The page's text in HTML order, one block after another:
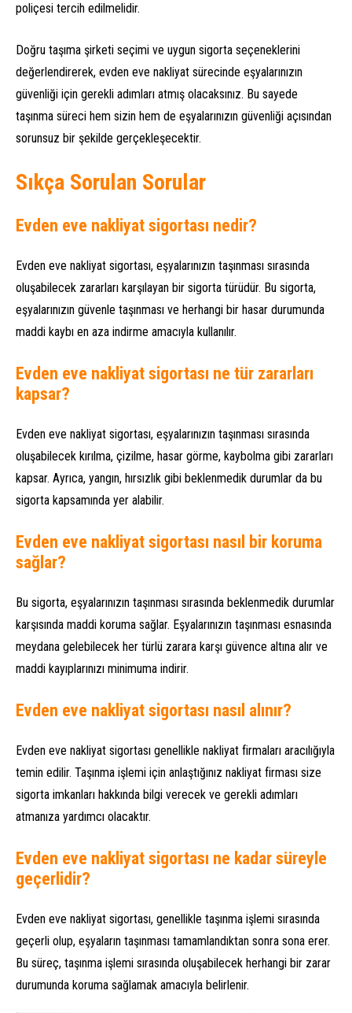
poliçesi tercih edilmelidir.
Doğru taşıma şirketi seçimi ve uygun sigorta seçeneklerini
değerlendirerek, evden eve nakliyat sürecinde eşyalarınızın
güvenliği için gerekli adımları atmış olacaksınız. Bu sayede
taşınma süreci hem sizin hem de eşyalarınızın güvenliği açısından
sorunsuz bir şekilde gerçekleşecektir.
Sıkça Sorulan Sorular
Evden eve nakliyat sigortası nedir?
Evden eve nakliyat sigortası, eşyalarınızın taşınması sırasında
oluşabilecek zararları karşılayan bir sigorta türüdür. Bu sigorta,
eşyalarınızın güvenle taşınması ve herhangi bir hasar durumunda
maddi kaybı en aza indirme amacıyla kullanılır.
Evden eve nakliyat sigortası ne tür zararları
kapsar?
Evden eve nakliyat sigortası, eşyalarınızın taşınması sırasında
oluşabilecek kırılma, çizilme, hasar görme, kaybolma gibi zararları
kapsar. Ayrıca, yangın, hırsızlık gibi beklenmedik durumlar da bu
sigorta kapsamında yer alabilir.
Evden eve nakliyat sigortası nasıl bir koruma
sağlar?
Bu sigorta, eşyalarınızın taşınması sırasında beklenmedik durumlar
karşısında maddi koruma sağlar. Eşyalarınızın taşınması esnasında
meydana gelebilecek her türlü zarara karşı güvence altına alır ve
maddi kayıplarınızı minimuma indirir.
Evden eve nakliyat sigortası nasıl alınır?
Evden eve nakliyat sigortası genellikle nakliyat firmaları aracılığıyla
temin edilir. Taşınma işlemi için anlaştığınız nakliyat firması size
sigorta imkanları hakkında bilgi verecek ve gerekli adımları
atmanıza yardımcı olacaktır.
Evden eve nakliyat sigortası ne kadar süreyle
geçerlidir?
Evden eve nakliyat sigortası, genellikle taşınma işlemi sırasında
geçerli olup, eşyaların taşınması tamamlandıktan sonra sona erer.
Bu süreç, taşınma işlemi sırasında oluşabilecek herhangi bir zarar
durumunda koruma sağlamak amacıyla belirlenir.